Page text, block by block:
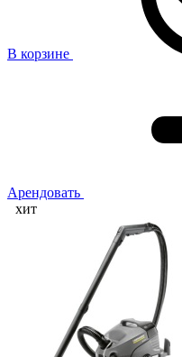
В корзине
Арендовать
хит